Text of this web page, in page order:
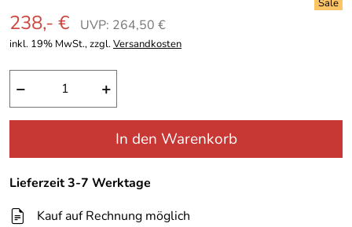
238,- € UVP: 264,50 €
inkl. 19% MwSt., zzgl.Versandkosten
− +
In den Warenkorb
Lieferzeit 3-7 Werktage
Kauf auf Rechnung möglich